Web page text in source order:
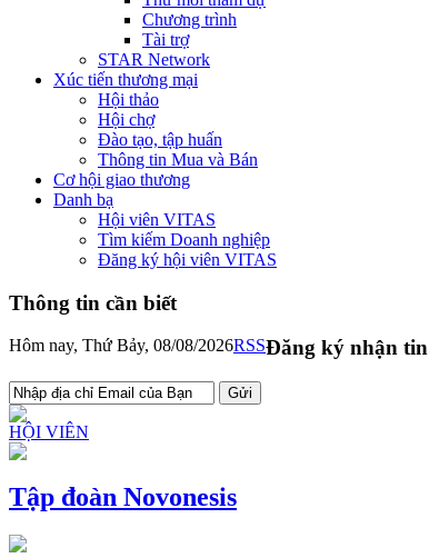
Chương trình
Tài trợ
STAR Network
Xúc tiến thương mại
Hội thảo
Hội chợ
Đào tạo, tập huấn
Thông tin Mua và Bán
Cơ hội giao thương
Danh bạ
Hội viên VITAS
Tìm kiếm Doanh nghiệp
Đăng ký hội viên VITAS
Thông tin cần biết
Hôm nay, Thứ Bảy, 08/08/2026RSSĐăng ký nhận tin
HỘI VIÊN
Tập đoàn Novonesis